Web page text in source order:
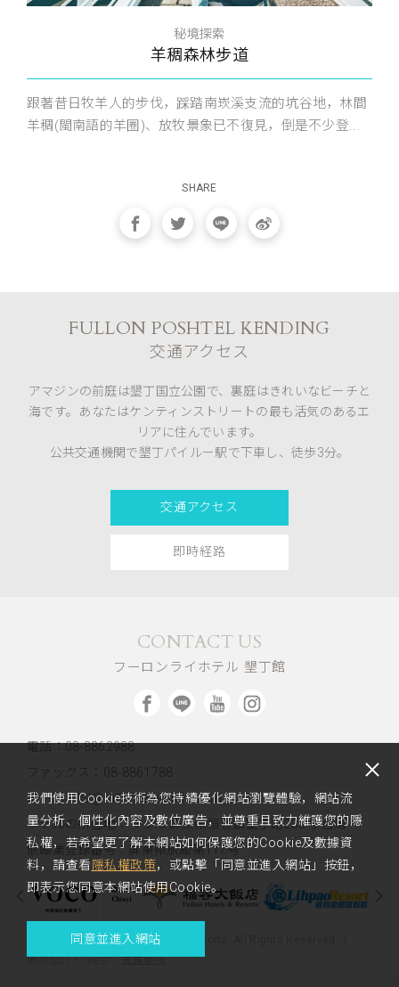
秘境探索
羊稠森林步道
跟著昔日牧羊人的步伐，踩踏南崁溪支流的坑谷地，林間
羊稠(閩南語的羊圈)、放牧景象已不復見，倒是不少登...
SHARE
FULLON POSHTEL KENDING
交通アクセス
アマジンの前庭は墾丁国立公園で、裏庭はきれいなビーチと
海です。あなたはケンティンストリートの最も活気のあるエ
リアに住んでいます。
公共交通機関で墾丁パイルー駅で下車し、徒歩3分。
交通アクセス
即時経路
CONTACT US
フーロンライホテル 墾丁館
電話：08-8862988
ファックス：08-8861788
メール：kd@fullon-poshtels.com.tw
ホテルの所在地：〒946 屏東県恒春鎮墾丁路235号 台湾
旅館業登録番号：屏東県旅館第117号
Copyright 2023 Fullon Hotels & Resorts. All Rights Reserved.
網頁設計‧iBest 免責事項
我們使用Cookie技術為您持續優化網站瀏覽體驗，網站流
量分析、個性化內容及數位廣告，並尊重且致力維護您的隱
私權，若希望更了解本網站如何保護您的Cookie及數據資
料，請查看 隱私權政策，或點擊「同意並進入網站」按鈕，
即表示您同意本網站使用Cookie。
同意並進入網站